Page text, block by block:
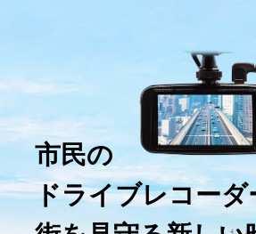
市民の
ドライブレコーダ